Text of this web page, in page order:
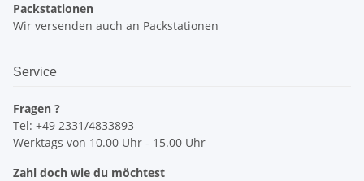
Packstationen
Wir versenden auch an Packstationen
Service
Fragen ?
Tel: +49 2331/4833893
Werktags von 10.00 Uhr - 15.00 Uhr
Zahl doch wie du möchtest